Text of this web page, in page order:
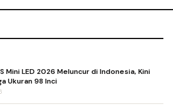
Mini LED 2026 Meluncur di Indonesia, Kini
Ukuran 98 Inci